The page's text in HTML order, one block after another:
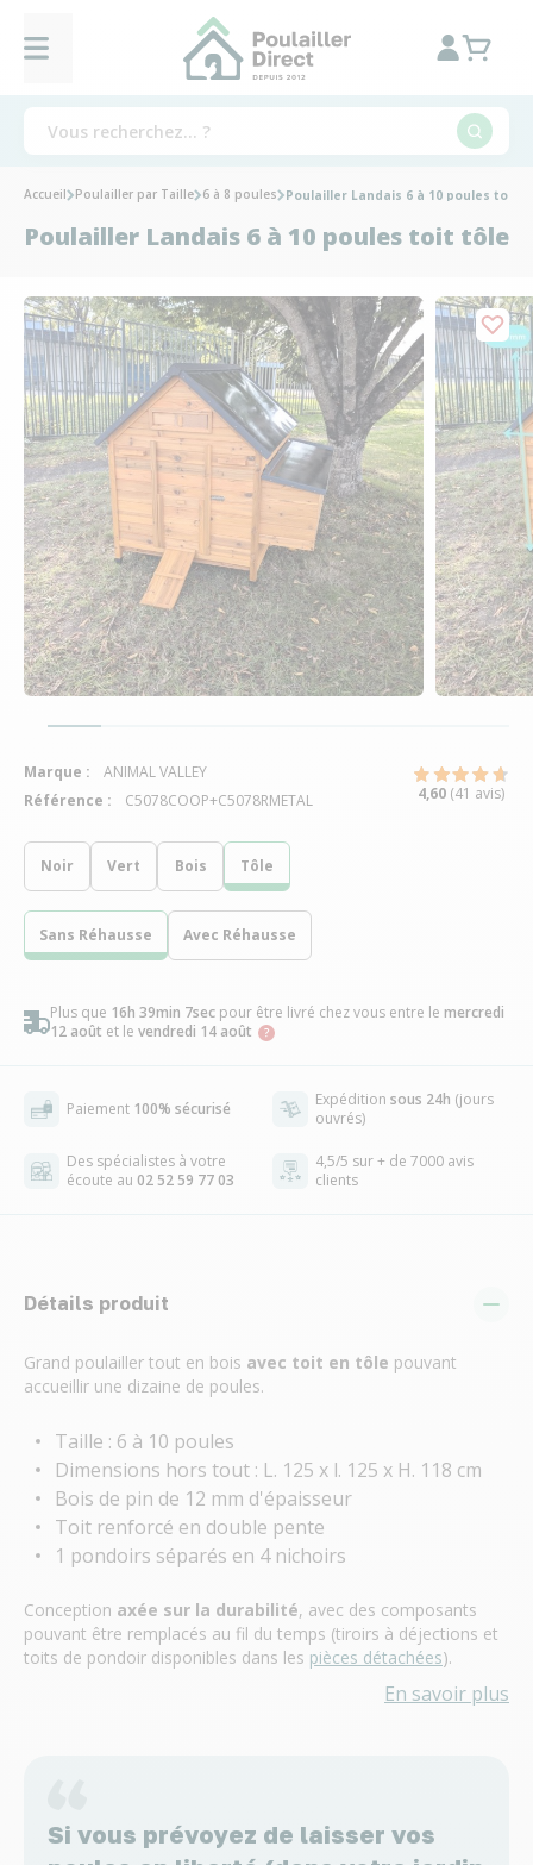
Noir Vert Bois Tôle
Sans Réhausse Avec Réhausse
Plus que 16h 39min 6sec pour être livré chez vous entre le mercredi
12 août et le vendredi 14 août
Paiement 100% sécurisé Expédition sous 24h (jours
ouvrés)
Des spécialistes à votre
écoute au 02 52 59 77 03
4,5/5 sur + de 7000 avis
clients
Détails produit
Grand poulailler tout en bois avec toit en tôle pouvant
accueillir une dizaine de poules.
Taille : 6 à 10 poules
Dimensions hors tout : L. 125 x l. 125 x H. 118 cm
Bois de pin de 12 mm d'épaisseur
Toit renforcé en double pente
1 pondoirs séparés en 4 nichoirs
Conception axée sur la durabilité, avec des composants
pouvant être remplacés au fil du temps (tiroirs à déjections et
toits de pondoir disponibles dans les pièces détachées).
En savoir plus
Si vous prévoyez de laisser vos
Accueil Poulailler par Taille 6 à 8 poules Poulailler Landais 6 à 10 poules toit
Poulailler Landais 6 à 10 poules toit tôle
Marque :
ANIMAL VALLEY
Référence :
C5078COOP+C5078RMETAL 4,60 (41 avis)